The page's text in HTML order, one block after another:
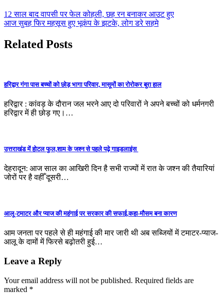
12 साल बाद वापसी पर फेल कोहली, छह रन बनाकर आउट हुए
आज सुबह फिर महसूस हुए भूकंप के झटके, लोग डरे सहमे
Related Posts
हरिद्वार गंगा पास बच्चों को छोड़ भागा परिवार, मासूमों का रोरोकर बुरा हाल
हरिद्वार : कांवड़ के दौरान जल भरने आए दो परिवारों ने अपने बच्चों को धर्मनगरी
हरिद्वार में ही छोड़ गए।…
उत्तराखंड में होटल फुल,शाम के जश्न से पहले पढ़े गाइडलाइंस
देहरादून: आज साल का आखिरी दिन है सभी राज्यों में रात के जश्न की तैयारियां
जोरों पर है वहीँ दूसरी…
आलू-टमाटर और प्याज की महंगाई पर सरकार की सफाई,कहा-मौसम बना कारण
आम जनता पर पहले से ही महंगाई की मार जारी थी अब सब्जियों में टमाटर-प्याज-
आलू के दामों में फिरसे बढ़ोतरी हुई…
Leave a Reply
Your email address will not be published. Required fields are
marked *